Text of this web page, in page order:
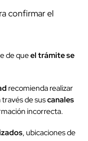
confirmar el
de queel trámite se
recomienda realizar
de suscanales
incorrecta.
, ubicaciones de